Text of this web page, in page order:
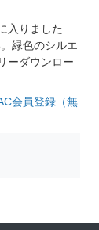
入りました
緑色のシルエ
ーダウンロー
会員登録（無